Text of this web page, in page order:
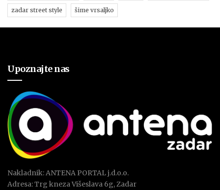
zadar street style šime vrsaljko
Upoznajte nas
Nakladnik: ANTENA PORTAL j.d.o.o.
Adresa: Trg kneza Višeslava 6g, Zadar